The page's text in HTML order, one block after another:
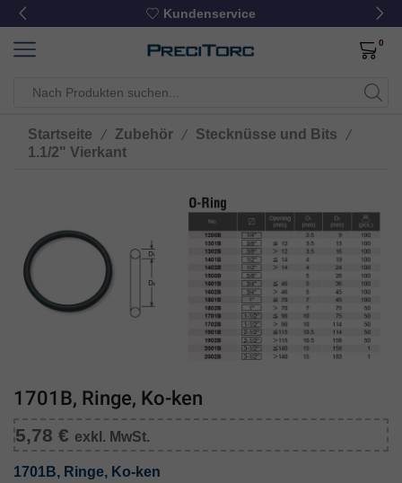
Kundenservice
0
Startseite / Zubehör / Stecknüsse und Bits /
1.1/2" Vierkant
1701B, Ringe, Ko-ken
5,78 € exkl. MwSt.
1701B, Ringe, Ko-ken